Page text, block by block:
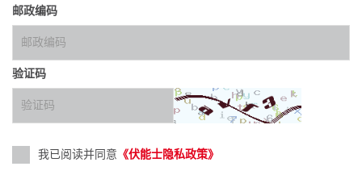
邮政编码
验证码
我已阅读并同意 《伏能士隐私政策》